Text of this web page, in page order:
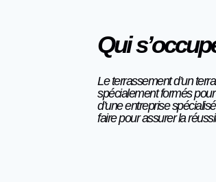
Qui
Le terrassement d’un
spécialement formés
d’une entreprise
faire pour assurer la